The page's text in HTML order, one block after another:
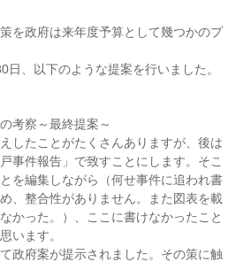
を政府は来年度予算として幾つかのプ
、以下のような提案を行いました。
考察～最終提案～
したことがたくさんありますが、後は
事件報告」で致すことにします。そこ
を編集しながら（何せ事件に追われ書
、整合性がありません。また図表を載
かった。）、ここに書けなかったこと
います。
政府案が提示されました。その策に触